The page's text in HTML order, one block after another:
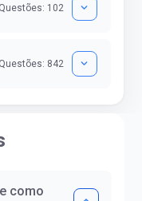
Questões: 102
Questões: 842
como